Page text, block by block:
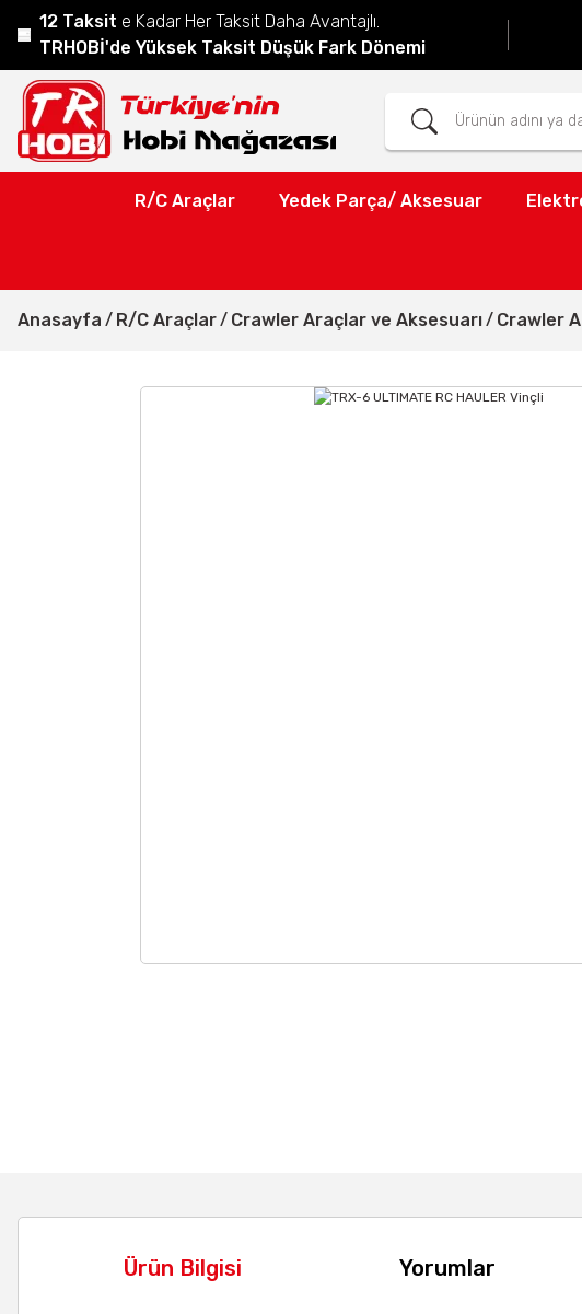
12 Taksit e Kadar Her Taksit Daha Avantajlı.
TRHOBİ'de Yüksek Taksit Düşük Fark Dönemi
R/C Araçlar Yedek Parça/ Aksesuar
Anasayfa R/C Araçlar Crawler Araçlar ve Aksesuarı Crawler
Ürün Bilgisi Yorumlar